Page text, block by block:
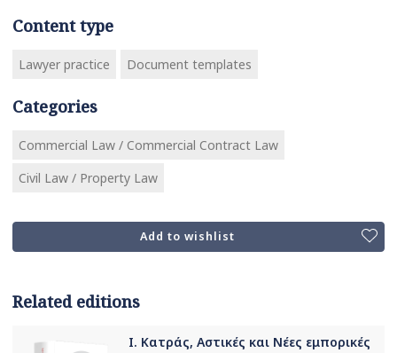
Content type
Lawyer practice Document templates
Categories
Commercial Law / Commercial Contract Law
Civil Law / Property Law
Add to wishlist
Related editions
Ι. Κατράς, Αστικές και Νέες εμπορικές